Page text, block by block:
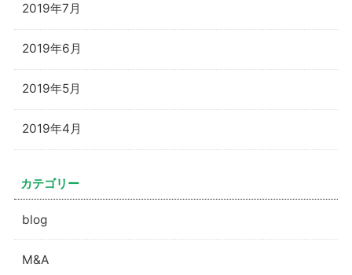
2019年7月
2019年6月
2019年5月
2019年4月
カテゴリー
blog
M&A